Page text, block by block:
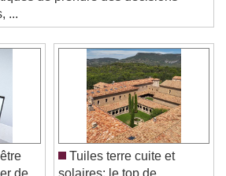
de prendre des décisions
...
Tuiles terre cuite et